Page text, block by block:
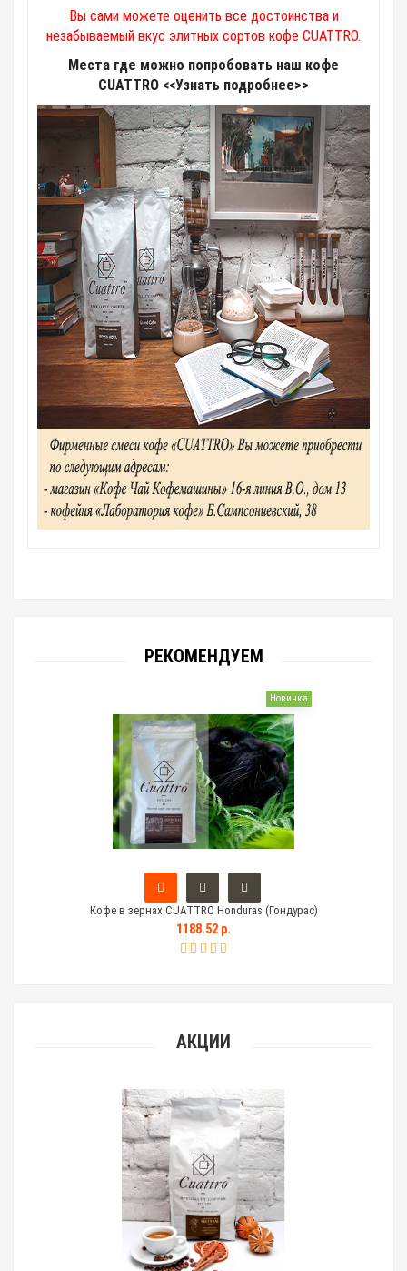
Вы сами можете оценить все достоинства и
незабываемый вкус элитных сортов кофе CUATTRO.
Места где можно попробовать наш кофе
CUATTRO <<Узнать подробнее>>
РЕКОМЕНДУЕМ
Новинка
Кофе в зернах CUATTRO Honduras (Гондурас)
1188.52 р.
АКЦИИ